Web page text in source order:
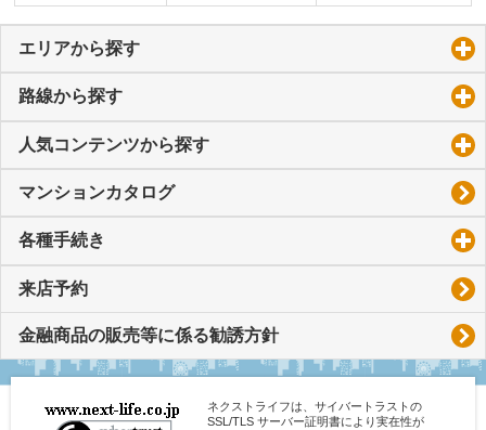
エリアから探す
路線から探す
人気コンテンツから探す
マンションカタログ
各種手続き
来店予約
金融商品の販売等に係る勧誘方針
ネクストライフは、サイバートラストの
SSL/TLS サーバー証明書により実在性が